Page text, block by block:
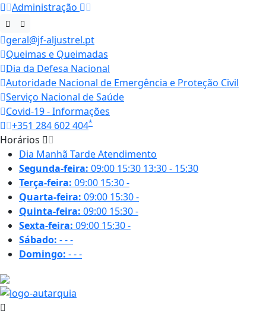
Administração
geral@jf-aljustrel.pt
Queimas e Queimadas
Dia da Defesa Nacional
Autoridade Nacional de Emergência e Proteção Civil
Serviço Nacional de Saúde
Covid-19 - Informações
+351 284 602 404*
Horários
Dia Manhã TardeAtendimento
Segunda-feira: 09:00 15:30 13:30 - 15:30
Terça-feira: 09:00 15:30-
Quarta-feira: 09:00 15:30-
Quinta-feira: 09:00 15:30-
Sexta-feira: 09:00 15:30-
Sábado: ---
Domingo: ---